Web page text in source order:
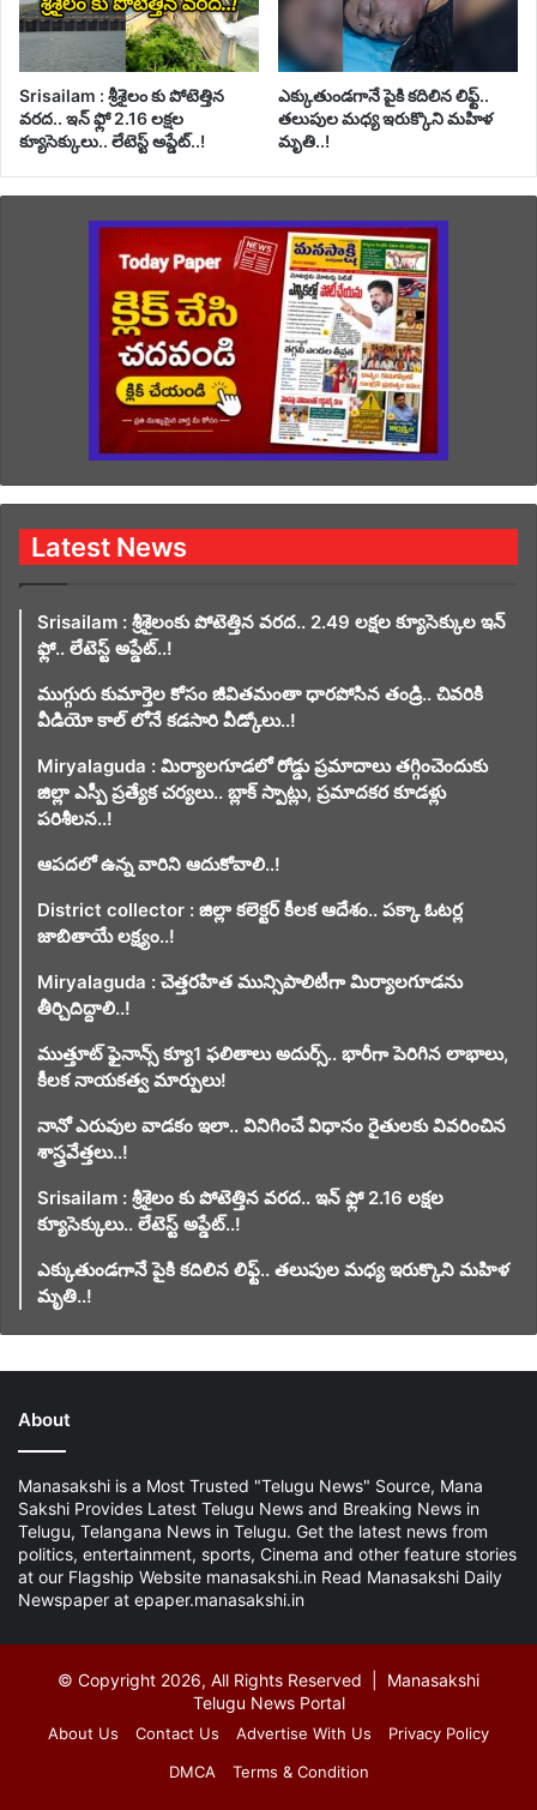
Srisailam : శ్రీశైలం కు పోటెత్తిన
వరద.. ఇన్ ఫ్లో 2.16 లక్షల
క్యూసెక్కులు.. లేటెస్ట్ అప్డేట్..!
ఎక్కుతుండగానే పైకి కదిలిన లిఫ్ట్‌..
తలుపుల మధ్య ఇరుక్కొని మహిళ
మృతి..!
Latest News
Srisailam : శ్రీశైలంకు పోటెత్తిన వరద.. 2.49 లక్షల క్యూసెక్కుల ఇన్
ఫ్లో.. లేటెస్ట్ అప్డేట్..!
ముగ్గురు కుమార్తెల కోసం జీవితమంతా ధారపోసిన తండ్రి.. చివరికి
వీడియో కాల్ లోనే కడసారి వీడ్కోలు..!
Miryalaguda : మిర్యాలగూడలో రోడ్డు ప్రమాదాలు తగ్గించెందుకు
జిల్లా ఎస్పీ ప్రత్యేక చర్యలు.. బ్లాక్ స్పాట్లు, ప్రమాదకర కూడళ్లు
పరిశీలన..!
ఆపదలో ఉన్న వారిని ఆదుకోవాలి..!
District collector : జిల్లా కలెక్టర్ కీలక ఆదేశం.. పక్కా ఓటర్ల
జాబితాయే లక్ష్యం..!
Miryalaguda : చెత్తరహిత మున్సిపాలిటీగా మిర్యాలగూడను
తీర్చిదిద్దాలి..!
ముత్తూట్ ఫైనాన్స్ క్యూ1 ఫలితాలు అదుర్స్.. భారీగా పెరిగిన లాభాలు,
కీలక నాయకత్వ మార్పులు!
నానో ఎరువుల వాడకం ఇలా.. వినిగించే విధానం రైతులకు వివరించిన
శాస్త్రవేత్తలు..!
Srisailam : శ్రీశైలం కు పోటెత్తిన వరద.. ఇన్ ఫ్లో 2.16 లక్షల
క్యూసెక్కులు.. లేటెస్ట్ అప్డేట్..!
ఎక్కుతుండగానే పైకి కదిలిన లిఫ్ట్‌.. తలుపుల మధ్య ఇరుక్కొని మహిళ
మృతి..!
About
Manasakshi is a Most Trusted "Telugu News" Source, Mana
Sakshi Provides Latest Telugu News and Breaking News in
Telugu, Telangana News in Telugu. Get the latest news from
politics, entertainment, sports, Cinema and other feature stories
at our Flagship Website manasakshi.in Read Manasakshi Daily
Newspaper at epaper.manasakshi.in
© Copyright 2026, All Rights Reserved | Manasakshi
Telugu News Portal
About Us Contact Us Advertise With Us
Privacy Policy
DMCA
Terms & Condition